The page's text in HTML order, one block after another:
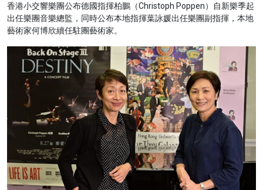
香港小交響樂團公布德國指揮柏鵬（Christoph Poppen）自新樂季起
出任樂團音樂總監，同時公布本地指揮葉詠媛出任樂團副指揮，本地
藝術家何博欣續任駐團藝術家。